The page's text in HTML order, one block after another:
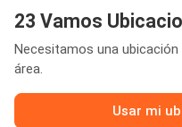
23 Vamos
Necesitamos una
área.
Usar mi